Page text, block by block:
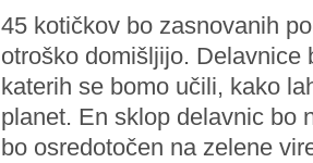
45 kotičkov bo zasnovanih
otroško domišljijo. Delavnice
katerih se bomo učili, kako
planet. En sklop delavnic bo
bo osredotočen na zelene